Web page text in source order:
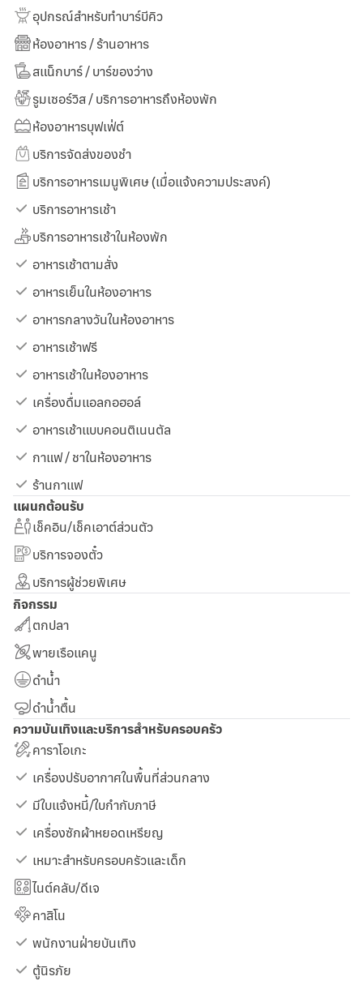
อุปกรณ์สำหรับทำบาร์บีคิว
ห้องอาหาร / ร้านอาหาร
สแน็กบาร์ / บาร์ของว่าง
รูมเซอร์วิส / บริการอาหารถึงห้องพัก
ห้องอาหารบุฟเฟ่ต์
บริการจัดส่งของชำ
บริการอาหารเมนูพิเศษ (เมื่อแจ้งความประสงค์)
บริการอาหารเช้า
บริการอาหารเช้าในห้องพัก
อาหารเช้าตามสั่ง
อาหารเย็นในห้องอาหาร
อาหารกลางวันในห้องอาหาร
อาหารเช้าฟรี
อาหารเช้าในห้องอาหาร
เครื่องดื่มแอลกอฮอล์
อาหารเช้าแบบคอนติเนนตัล
กาแฟ / ชาในห้องอาหาร
ร้านกาแฟ
แผนกต้อนรับ
เช็คอิน/เช็คเอาต์ส่วนตัว
บริการจองตั๋ว
บริการผู้ช่วยพิเศษ
กิจกรรม
ตกปลา
พายเรือแคนู
ดำน้ำ
ดำน้ำตื้น
ความบันเทิงและบริการสำหรับครอบครัว
คาราโอเกะ
เครื่องปรับอากาศในพื้นที่ส่วนกลาง
มีใบแจ้งหนี้/ใบกำกับภาษี
เครื่องซักผ้าหยอดเหรียญ
เหมาะสำหรับครอบครัวและเด็ก
ไนต์คลับ/ดีเจ
คาสิโน
พนักงานฝ่ายบันเทิง
ตู้นิรภัย